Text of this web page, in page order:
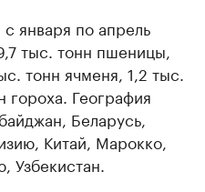
января по апрель
тыс. тонн пшеницы,
тонн ячменя, 1,2 тыс.
гороха. География
Беларусь,
Китай, Марокко,